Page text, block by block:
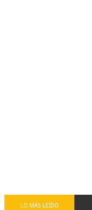
LO MÁS LEÍDO